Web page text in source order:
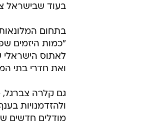
בעוד שבישראל
בתחום
"כמות היזמים
לאתוס הישראלי
ואת חדרי בתי
גם קלרה
ולהזדמנויות
מודלים חדשים